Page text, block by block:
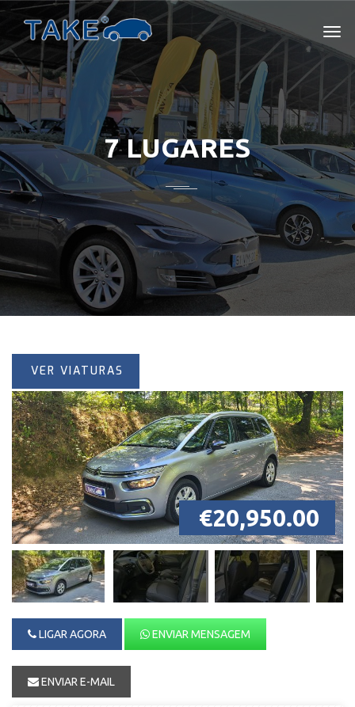
7 LUGARES
VER VIATURAS
€20,950.00
LIGAR AGORA ENVIAR MENSAGEM
ENVIAR E-MAIL